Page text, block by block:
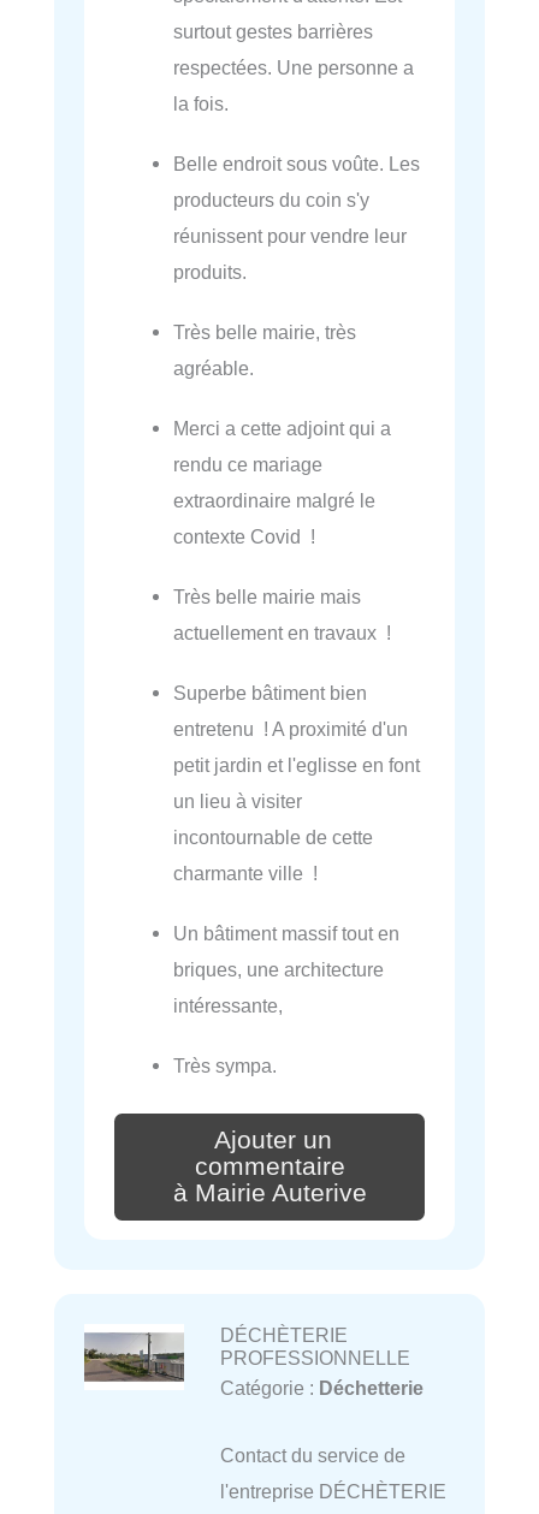
surtout gestes barrières
respectées. Une personne a
la fois.
Belle endroit sous voûte. Les
producteurs du coin s'y
réunissent pour vendre leur
produits.
Très belle mairie, très
agréable.
Merci a cette adjoint qui a
rendu ce mariage
extraordinaire malgré le
contexte Covid !
Très belle mairie mais
actuellement en travaux !
Superbe bâtiment bien
entretenu ! A proximité d'un
petit jardin et l'eglisse en font
un lieu à visiter
incontournable de cette
charmante ville !
Un bâtiment massif tout en
briques, une architecture
intéressante,
Très sympa.
Ajouter un
commentaire
à Mairie Auterive
DÉCHÈTERIE
PROFESSIONNELLE
Catégorie : Déchetterie
Contact du service de
l'entreprise DÉCHÈTERIE